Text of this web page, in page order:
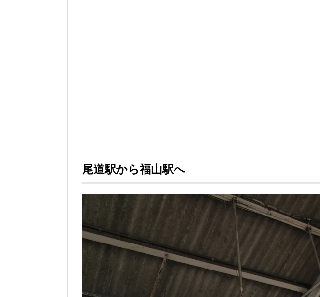
尾道駅から福山駅へ